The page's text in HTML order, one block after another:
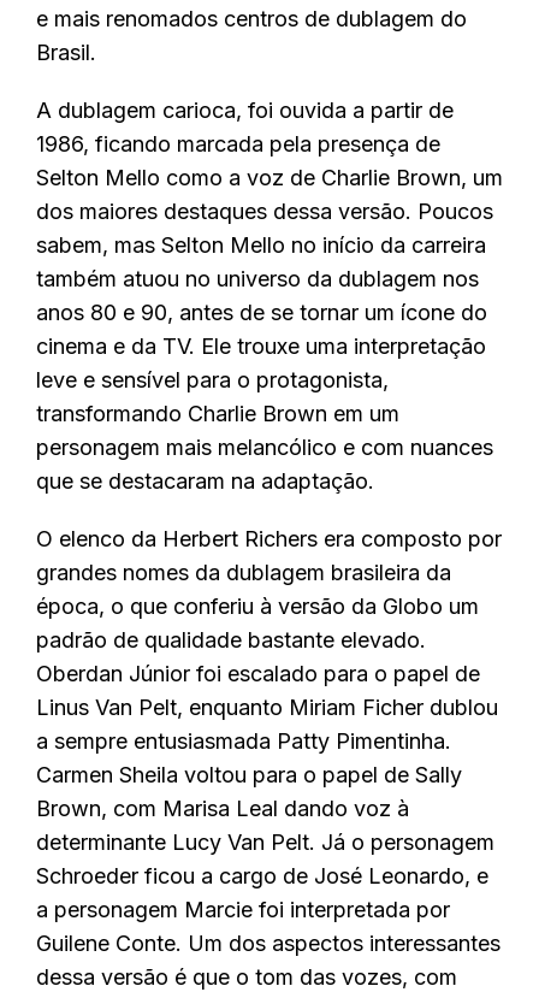
e mais renomados centros de dublagem do
Brasil.
A dublagem carioca, foi ouvida a partir de
1986, ficando marcada pela presença de
Selton Mello como a voz de Charlie Brown, um
dos maiores destaques dessa versão. Poucos
sabem, mas Selton Mello no início da carreira
também atuou no universo da dublagem nos
anos 80 e 90, antes de se tornar um ícone do
cinema e da TV. Ele trouxe uma interpretação
leve e sensível para o protagonista,
transformando Charlie Brown em um
personagem mais melancólico e com nuances
que se destacaram na adaptação.
O elenco da Herbert Richers era composto por
grandes nomes da dublagem brasileira da
época, o que conferiu à versão da Globo um
padrão de qualidade bastante elevado.
Oberdan Júnior foi escalado para o papel de
Linus Van Pelt, enquanto Miriam Ficher dublou
a sempre entusiasmada Patty Pimentinha.
Carmen Sheila voltou para o papel de Sally
Brown, com Marisa Leal dando voz à
determinante Lucy Van Pelt. Já o personagem
Schroeder ficou a cargo de José Leonardo, e
a personagem Marcie foi interpretada por
Guilene Conte. Um dos aspectos interessantes
dessa versão é que o tom das vozes, com